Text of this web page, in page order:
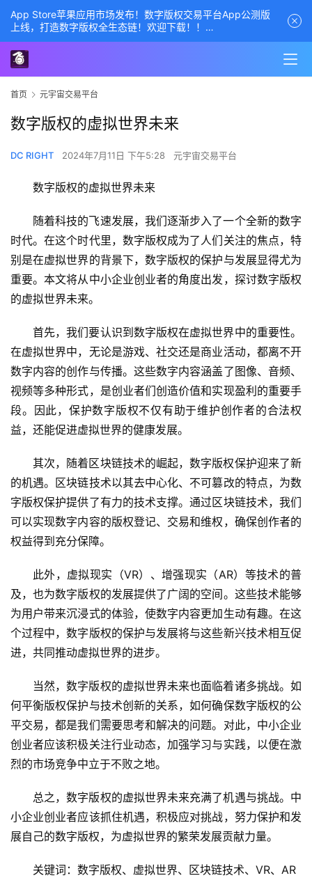
首页 元宇宙交易平台
数字版权的虚拟世界未来
DC RIGHT 2024年7月11日 下午5:28 元宇宙交易平台
数字版权的虚拟世界未来
随着科技的飞速发展，我们逐渐步入了一个全新的数字
时代。在这个时代里，数字版权成为了人们关注的焦点，特
别是在虚拟世界的背景下，数字版权的保护与发展显得尤为
重要。本文将从中小企业创业者的角度出发，探讨数字版权
的虚拟世界未来。
首先，我们要认识到数字版权在虚拟世界中的重要性。
在虚拟世界中，无论是游戏、社交还是商业活动，都离不开
数字内容的创作与传播。这些数字内容涵盖了图像、音频、
视频等多种形式，是创业者们创造价值和实现盈利的重要手
段。因此，保护数字版权不仅有助于维护创作者的合法权
益，还能促进虚拟世界的健康发展。
其次，随着区块链技术的崛起，数字版权保护迎来了新
的机遇。区块链技术以其去中心化、不可篡改的特点，为数
字版权保护提供了有力的技术支撑。通过区块链技术，我们
可以实现数字内容的版权登记、交易和维权，确保创作者的
权益得到充分保障。
此外，虚拟现实（VR）、增强现实（AR）等技术的普
及，也为数字版权的发展提供了广阔的空间。这些技术能够
为用户带来沉浸式的体验，使数字内容更加生动有趣。在这
个过程中，数字版权的保护与发展将与这些新兴技术相互促
进，共同推动虚拟世界的进步。
当然，数字版权的虚拟世界未来也面临着诸多挑战。如
何平衡版权保护与技术创新的关系，如何确保数字版权的公
平交易，都是我们需要思考和解决的问题。对此，中小企业
创业者应该积极关注行业动态，加强学习与实践，以便在激
烈的市场竞争中立于不败之地。
总之，数字版权的虚拟世界未来充满了机遇与挑战。中
小企业创业者应该抓住机遇，积极应对挑战，努力保护和发
展自己的数字版权，为虚拟世界的繁荣发展贡献力量。
关键词：数字版权、虚拟世界、区块链技术、VR、AR
App Store苹果应用市场发布！数字版权交易平台App公测版
上线，打造数字版权全生态链！欢迎下载！！
商务经理联系方式——数字版权交易平台